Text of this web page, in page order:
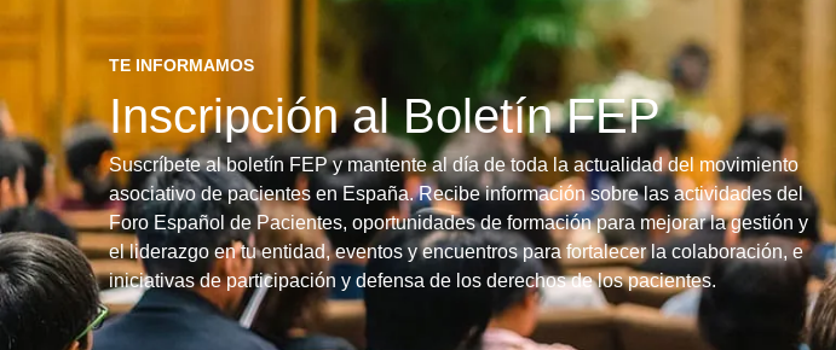
TE INFORMAMOS
Inscripción al Boletín FEP
Suscríbete al boletín FEP y mantente al día de toda la actualidad del movimiento
asociativo de pacientes en España. Recibe información sobre las actividades del
Foro Español de Pacientes, oportunidades de formación para mejorar la gestión y
el liderazgo en tu entidad, eventos y encuentros para fortalecer la colaboración, e
iniciativas de participación y defensa de los derechos de los pacientes.